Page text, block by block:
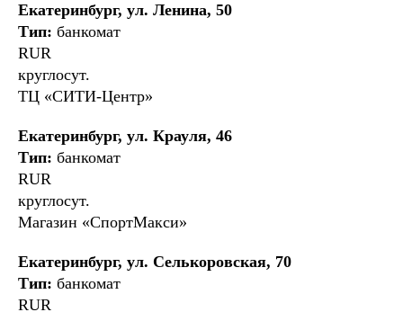
Екатеринбург, ул. Ленина, 50
Тип: банкомат
RUR
круглосут.
ТЦ «СИТИ-Центр»
Екатеринбург, ул. Крауля, 46
Тип: банкомат
RUR
круглосут.
Магазин «СпортМакси»
Екатеринбург, ул. Селькоровская, 70
Тип: банкомат
RUR